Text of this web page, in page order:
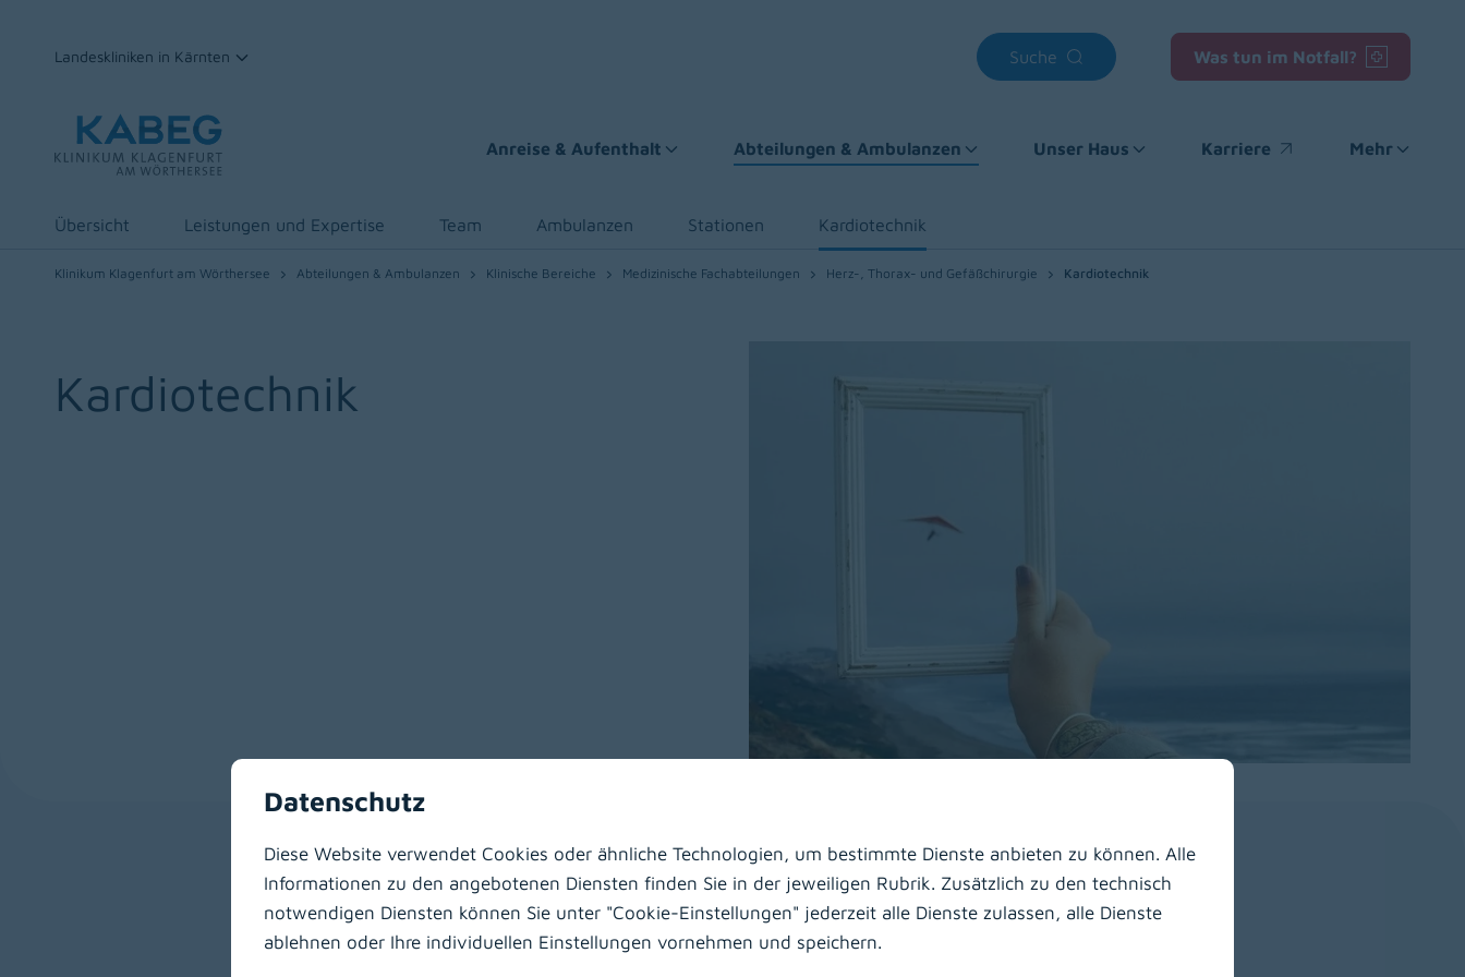
Zum Inhalt
Landeskliniken in Kärnten Suche Was tun im Notfall?
Anreise & Aufenthalt Abteilungen & Ambulanzen Unser Haus Karriere
(opens in a new window)
Mehr
Übersicht Leistungen und Expertise Team Ambulanzen Stationen Kardiotechnik
Klinikum Klagenfurt am Wörthersee Abteilungen & Ambulanzen Klinische Bereiche Medizinische Fachabteilungen Herz-, Thorax- und Gefäßchirurgie Kardiotechnik
Kardiotechnik
Das Team der Kardiotechnik ist auf die Durchführung der extrakorporalen Zirkulation spezialisiert. Hierzu
zählt vor allem das Bedienen der Herz-Lungen-Maschine bei Herzoperationen.
Die wichtigste Aufgabe der Kardiotechnik ist es, die physiologischen und metabolischen Bedürfnisse
Datenschutz
Diese Website verwendet Cookies oder ähnliche Technologien, um bestimmte Dienste anbieten zu können. Alle
Informationen zu den angebotenen Diensten finden Sie in der jeweiligen Rubrik. Zusätzlich zu den technisch
notwendigen Diensten können Sie unter "Cookie-Einstellungen" jederzeit alle Dienste zulassen, alle Dienste
ablehnen oder Ihre individuellen Einstellungen vornehmen und speichern.